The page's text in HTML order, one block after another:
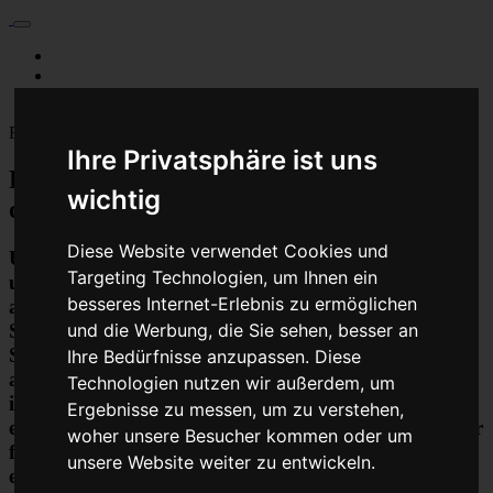
Ihre Privatsphäre ist uns
wichtig
Diese Website verwendet Cookies und
Targeting Technologien, um Ihnen ein
besseres Internet-Erlebnis zu ermöglichen
und die Werbung, die Sie sehen, besser an
Ihre Bedürfnisse anzupassen. Diese
Technologien nutzen wir außerdem, um
Ergebnisse zu messen, um zu verstehen,
woher unsere Besucher kommen oder um
unsere Website weiter zu entwickeln.
Fahrzeugmarken
PKW Chip Tuning Leistungssteigerung
oder Austauschgerät KVA
Unser Betrieb steht für kostengünstige Prüfungen
und Reparaturen von Steuergeräten aller Art, unter
anderem von Motor-Steuergeräten, Airbag-
Steuergeräten, ABS-Steuergeräten uvm.
STEUBEL® verfügt dabei über viel Erfahrung und
ausgewiesene Expertise bei PKW-Steuergeräten und
insbesondere Motor-steuergeräte Reparaturen. So
ermöglicht STEUBEL® eine Steuergeräte Reparatur
für nahezu aller Hersteller und Fahrzeugarten - sei
es Motorrad oder LKW. Auch die Reparatur von